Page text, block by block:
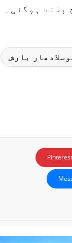
بلند ہوگئی۔
بارش
Pinterest